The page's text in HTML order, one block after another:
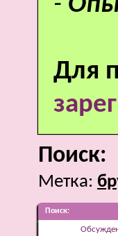
Для
Поиск:
Метка:
Поиск: